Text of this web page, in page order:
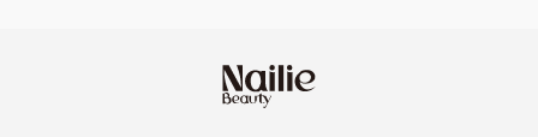
ふじみ野・鶴瀬・上福岡